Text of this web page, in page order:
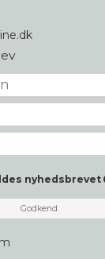
nyhedsbrevet
Godkend